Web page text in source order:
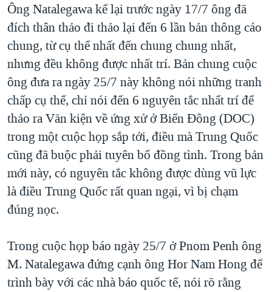
Ông Natalegawa kể lại trước ngày 17/7 ông đã
đích thân thảo đi thảo lại đến 6 lần bản thông cáo
chung, từ cụ thể nhất đến chung chung nhất,
nhưng đều không được nhất trí. Bản chung cuộc
ông đưa ra ngày 25/7 này không nói những tranh
chấp cụ thể, chỉ nói đến 6 nguyên tắc nhất trí để
thảo ra Văn kiện về ứng xử ở Biển Đông (DOC)
trong một cuộc họp sắp tới, điều mà Trung Quốc
cũng đã buộc phải tuyên bố đồng tình. Trong bản
mới này, có nguyên tắc không được dùng vũ lực
là điều Trung Quốc rất quan ngại, vì bị chạm
đúng nọc.
Trong cuộc họp báo ngày 25/7 ở Pnom Penh ông
M. Natalegawa đứng cạnh ông Hor Nam Hong để
trình bày với các nhà báo quốc tế, nói rõ rằng